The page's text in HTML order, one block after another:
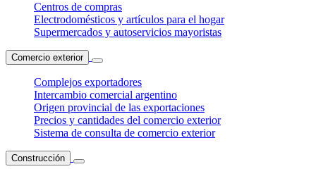
Centros de compras
Electrodomésticos y artículos para el hogar
Supermercados y autoservicios mayoristas
Comercio exterior
Complejos exportadores
Intercambio comercial argentino
Origen provincial de las exportaciones
Precios y cantidades del comercio exterior
Sistema de consulta de comercio exterior
Construcción